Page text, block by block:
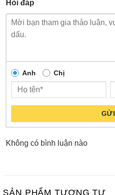
Hỏi đáp
Anh Chị
GỬI
Không có bình luận nào
SẢN PHẨM TƯƠNG TỰ